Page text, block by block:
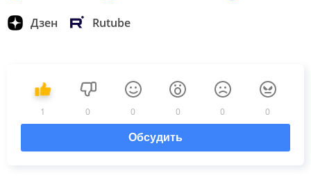
Дзен Rutube
1 0 0 0 0 0
Обсудить